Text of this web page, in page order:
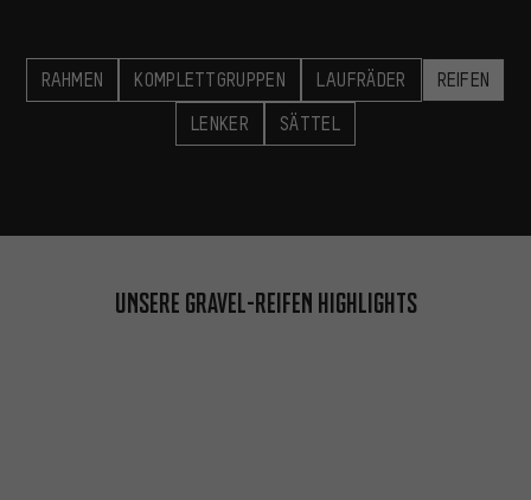
RAHMEN KOMPLETTGRUPPEN LAUFRÄDER
REIFEN
LENKER
SÄTTEL
Unsere Gravel-Reifen Highlights